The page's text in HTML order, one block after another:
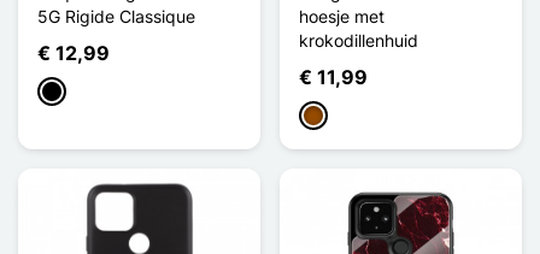
5G Rigide Classique
€ 12,99
Zwart
hoesje met
krokodillenhuid
€ 11,99
Bruin